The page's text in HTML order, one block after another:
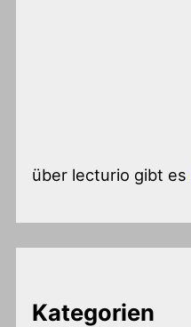
über lecturio gibt es
Kategorien